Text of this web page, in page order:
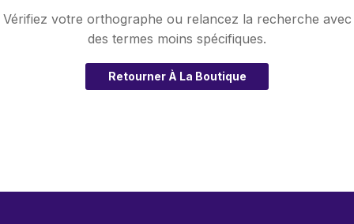
Vérifiez votre orthographe ou relancez la recherche avec
des termes moins spécifiques.
Retourner À La Boutique